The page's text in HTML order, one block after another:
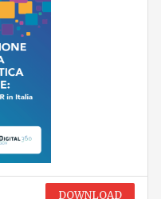
DOWNLOAD